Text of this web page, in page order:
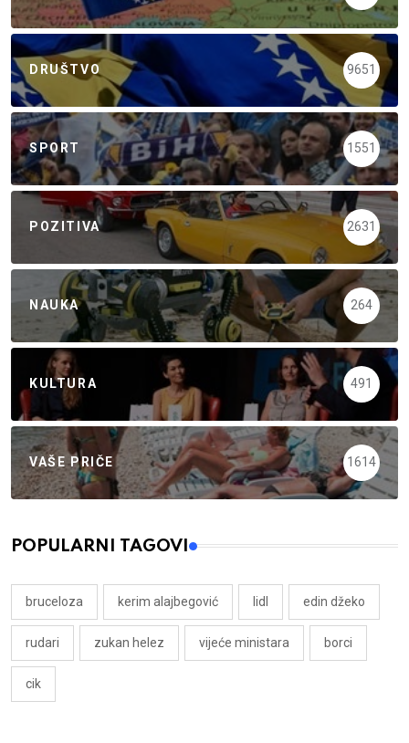
DRUŠTVO 9651
SPORT 1551
POZITIVA 2631
NAUKA 264
KULTURA 491
VAŠE PRIČE 1614
POPULARNI TAGOVI
bruceloza kerim alajbegović lidl edin džeko
rudari zukan helez vijeće ministara borci
cik